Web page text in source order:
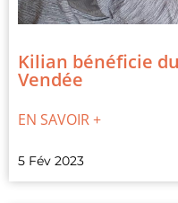
Kilian bénéficie
Vendée
EN SAVOIR +
5 Fév 2023